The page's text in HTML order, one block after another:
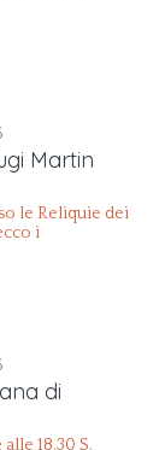
Martin
le Reliquie dei
i
di
18.30 S.